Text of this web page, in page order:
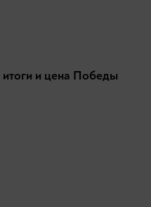
и цена Победы